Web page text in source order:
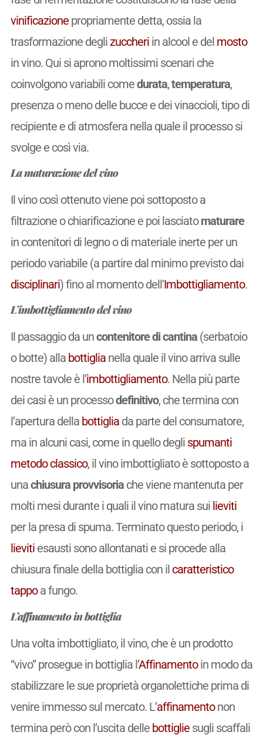
vinificazionepropriamente detta, ossia la
trasformazione degli zuccheriin alcool e del mosto
in vino. Qui si aprono moltissimi scenari che
coinvolgono variabili comedurata,temperatura,
presenza o meno delle bucce e dei vinaccioli, tipo di
recipiente e di atmosfera nella quale il processo si
svolge e così via.
La maturazione del vino
Il vino così ottenuto viene poi sottoposto a
filtrazione o chiarificazione e poi lasciatomaturare
in contenitori di legno o di materiale inerte per un
periodo variabile (a partire dal minimo previsto dai
disciplinari) fino al momento dell’Imbottigliamento.
L’imbottigliamento del vino
Il passaggio da uncontenitore di cantina(serbatoio
o botte) alla bottiglianella quale il vino arriva sulle
nostre tavole è l’imbottigliamento. Nella più parte
dei casi è un processodefinitivo, che termina con
l’apertura della bottigliada parte del consumatore,
ma in alcuni casi, come in quello degli spumanti
metodo classico, il vino imbottigliato è sottoposto a
unachiusura provvisoriache viene mantenuta per
molti mesi durante i quali il vino matura sui lieviti
per la presa di spuma. Terminato questo periodo, i
lievitiesausti sono allontanati e si procede alla
chiusura finale della bottiglia con il caratteristico
tappoa fungo.
L’affinamento in bottiglia
Una volta imbottigliato, il vino, che è un prodotto
“vivo” prosegue in bottiglia l’Affinamentoin modo da
stabilizzare le sue proprietà organolettiche prima di
venire immesso sul mercato. L’affinamentonon
termina però con l’uscita delle bottigliesugli scaffali